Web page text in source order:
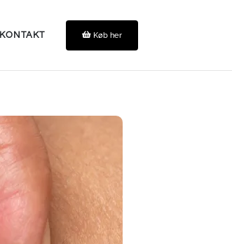
Køb her
KONTAKT